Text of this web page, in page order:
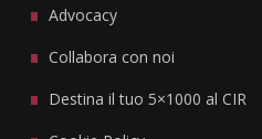
Advocacy
Collabora con noi
Destina il tuo 5×1000 al CIR